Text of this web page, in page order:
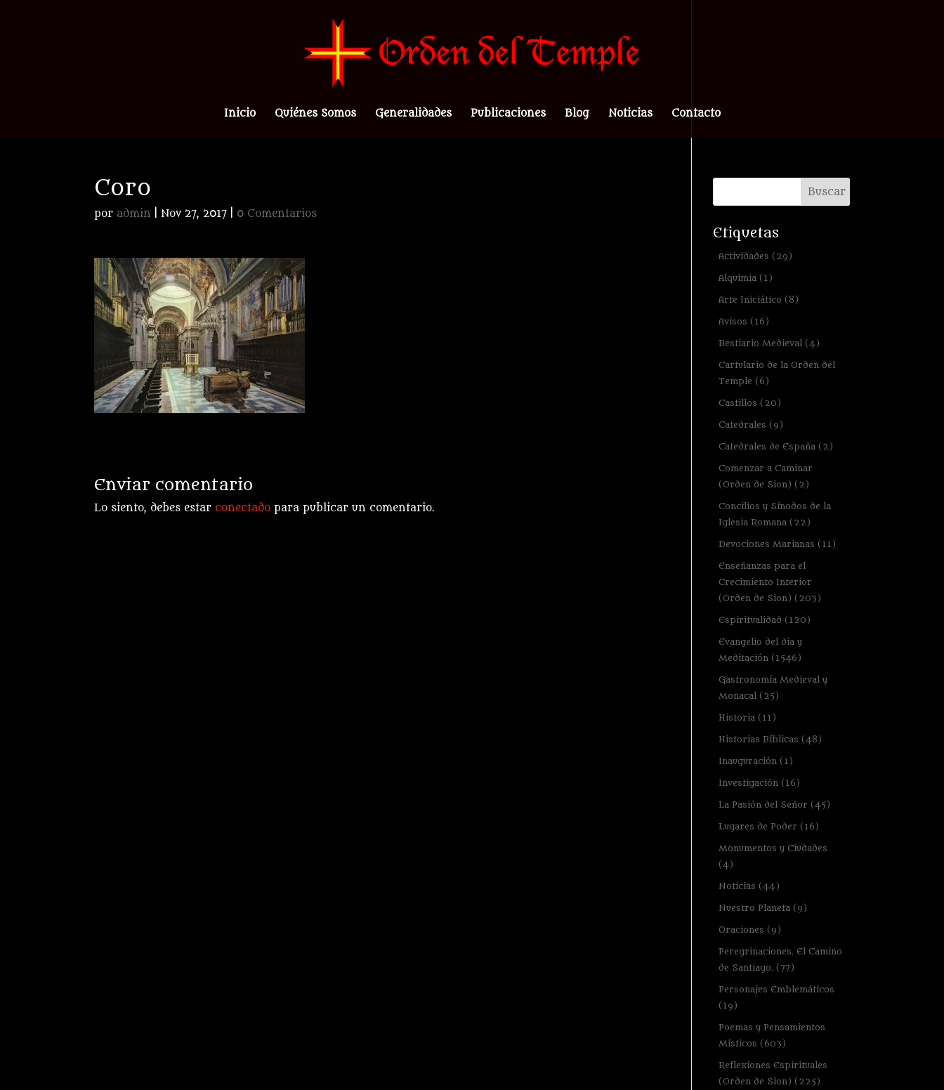
Inicio Quiénes Somos Generalidades Publicaciones Blog Noticias Contacto
Coro
por admin |Nov 27, 2017 0 Comentarios
Enviar comentario
Lo siento, debes estar conectado para publicar un comentario.
Etiquetas
Actividades (29)
Alquimia (1)
Arte Iniciático (8)
Avisos (16)
Bestiario Medieval (4)
Cartulario de la Orden del
Temple (6)
Castillos (20)
Catedrales (9)
Catedrales de España (2)
Comenzar a Caminar
(Orden de Sion) (2)
Concilios y Sínodos de la
Iglesia Romana (22)
Devociones Marianas (11)
Enseñanzas para el
Crecimiento Interior
(Orden de Sion) (203)
Espiritualidad (120)
Evangelio del día y
Meditación (1546)
Gastronomía Medieval y
Monacal (25)
Historia (11)
Historias Bíblicas (48)
Inauguración (1)
Investigación (16)
La Pasión del Señor (45)
Lugares de Poder (16)
Monumentos y Ciudades
(4)
Noticias (44)
Nuestro Planeta (9)
Oraciones (9)
Peregrinaciones. El Camino
de Santiago. (77)
Personajes Emblemáticos
(19)
Poemas y Pensamientos
Místicos (603)
Reflexiones Espirituales
(Orden de Sion) (225)